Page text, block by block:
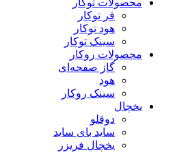
فر توکار
هود توکار
سینک توکار
محصولات روکار
گاز صفحه‌ای
هود
سینک روکار
یخچال
دوقلو
ساید بای ساید
یخچال فریزر